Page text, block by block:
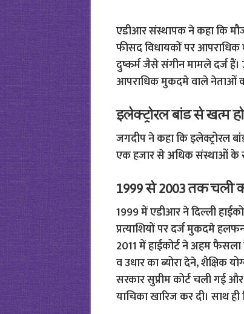
एडीआर संस्थापक ने कहा कि
फीसद विधायकों पर आपराधिक
दुष्कर्म जैसे संगीन मामले दर्ज
आपराधिक मुकदमे वाले नेताओं
इलेक्ट्रोरल बांड से खत्म
जगदीप ने कहा कि इलेक्ट्रोरल
एक हजार से अधिक संस्थाओं के
1999 से 2003 तक चली
1999 में एडीआर ने दिल्ली
प्रत्याशियों पर दर्ज मुकदमे
2011 में हाईकोर्ट ने अहम फैसला
व उधार का ब्योरा देने, शैक्षिक
सरकार सुप्रीम कोर्ट चली गई
याचिका खारिज कर दी। साथ